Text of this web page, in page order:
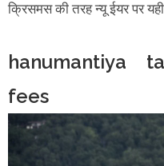
क्रिसमस की तरह न्यू ईयर पर
hanumantiya
fees